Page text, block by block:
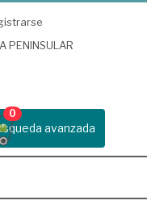
PENINSULAR
avanzada
0